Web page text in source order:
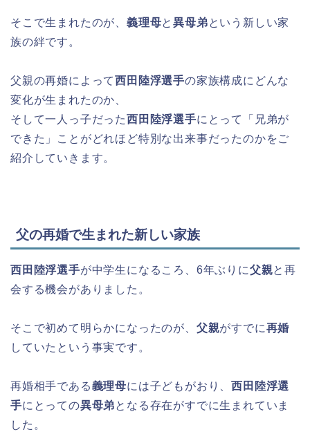
そこで生まれたのが、 義理母と異母弟という新しい家
族の絆です。
父親の再婚によって西田陸浮選手の家族構成にどんな
変化が生まれたのか、
そして一人っ子だった西田陸浮選手にとって「兄弟が
できた」ことがどれほど特別な出来事だったのかをご
紹介していきます。
父の再婚で生まれた新しい家族
西田陸浮選手が中学生になるころ、6年ぶりに父親と再
会する機会がありました。
そこで初めて明らかになったのが、 父親がすでに再婚
していたという事実です。
再婚相手である義理母には子どもがおり、西田陸浮選
手にとっての異母弟となる存在がすでに生まれていま
した。